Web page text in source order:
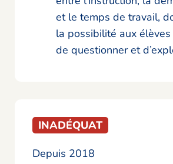
et le temps de travail,
la possibilité aux élèves
de questionner et
INADÉQUAT
Depuis 2018